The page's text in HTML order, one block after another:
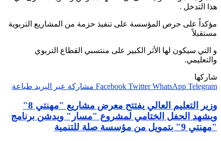
هذا التدخل .
مؤكداً على حرص المؤسسة على تنفيذ حزمة من المشاريع التربوية
مستقبلاً
و التي سيكون لها الأثر الكبير على منتسبي القطاع التربوي
والتعليمي.
شاركها
Facebook Twitter WhatsApp Telegram مشاركة عبر البريد طباعة
وزير التعليم العالي يفتتح معرض مشاريع "مهنتي 8"
ويشهد الحفل الختامي لمشروع "مسار" ويدشن برنامج
"مهنتي 9" بتمويل من مؤسسة صلة للتنمية